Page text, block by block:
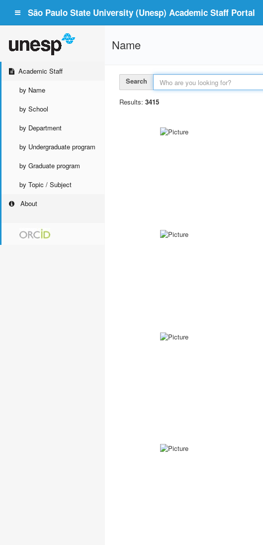
São Paulo State University (Unesp) Academic Staff Portal
Academic Staff
by Name
by School
by Department
by Undergraduate program
by Graduate program
by Topic / Subject
About
Name
Search
Results: 3415